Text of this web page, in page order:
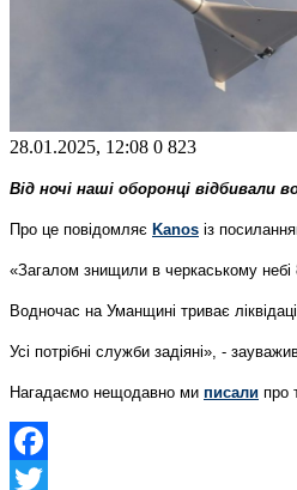
28.01.2025, 12:08 0 823
Від ночі наші оборонці відбивали
Про це повідомляє Kanos із
«Загалом знищили в черкаському небі
Водночас на Уманщині триває
Усі потрібні служби задіяні», -
Нагадаємо нещодавно ми писали про
Facebook